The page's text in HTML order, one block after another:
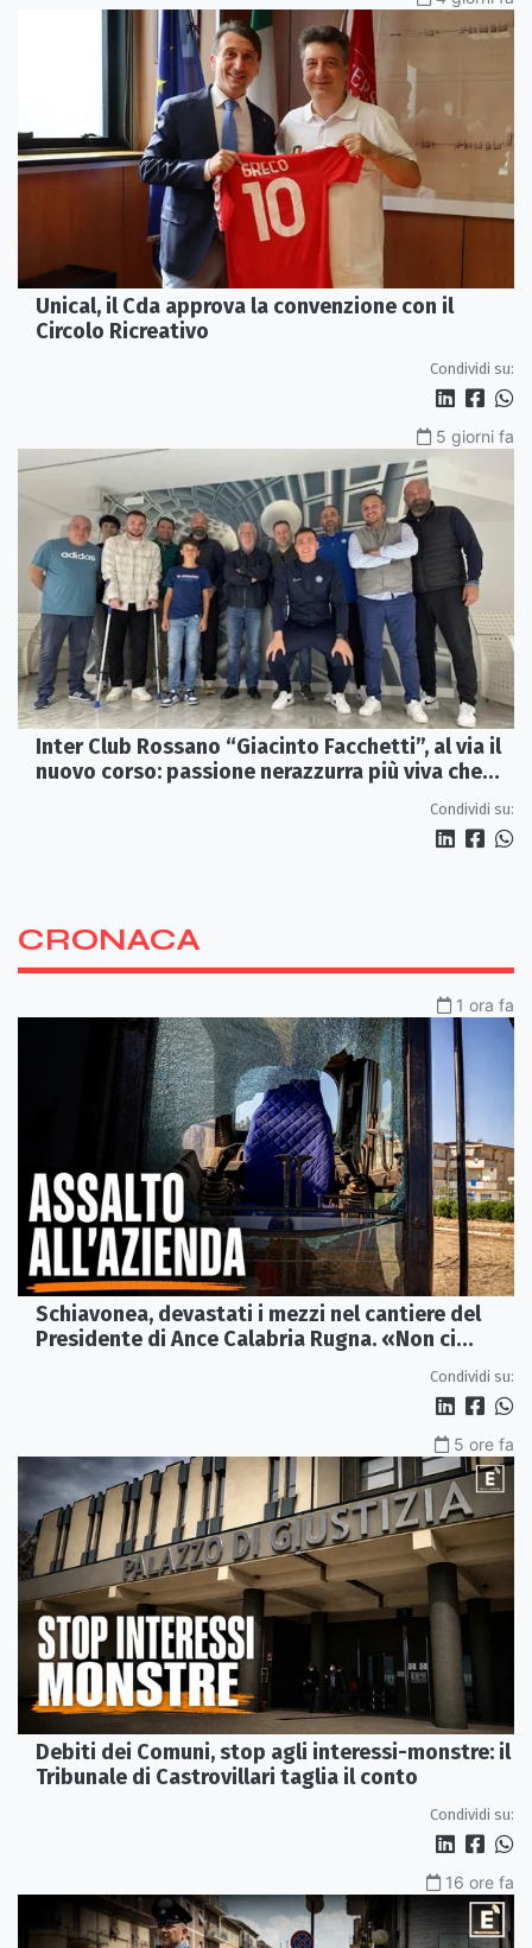
Unical, il Cda approva la convenzione con il
Circolo Ricreativo
Condividi su:
5 giorni fa
Inter Club Rossano “Giacinto Facchetti”, al via il
nuovo corso: passione nerazzurra più viva che
Condividi su:
CRONACA
1 ora fa
Schiavonea, devastati i mezzi nel cantiere del
Presidente di Ance Calabria Rugna. «Non ci
Condividi su:
5 ore fa
Debiti dei Comuni, stop agli interessi-monstre: il
Tribunale di Castrovillari taglia il conto
Condividi su:
16 ore fa